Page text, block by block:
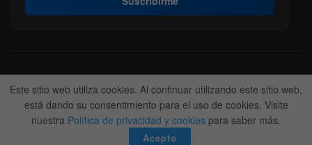
Acerca de nosotros Politica Editorial
Nuestro Equipo
Contactanos
Anunciate
© 2022-2026BitFinanzas- Hecho porTeam DM. 😎
Este sitio web utiliza cookies. Al continuar utilizando este sitio web,
está dando su consentimiento para el uso de cookies. Visite
nuestra Política de privacidad y cookies para saber más.
Acepto